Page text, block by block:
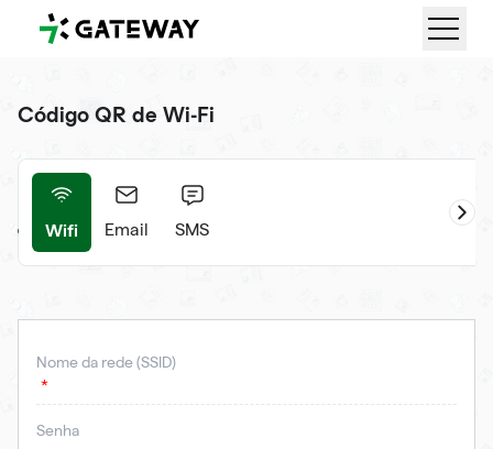
QRGateway
Código QR de Wi-Fi
Wifi Email SMS
Nome da rede (SSID)
Senha